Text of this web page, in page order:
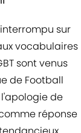
sur
vocabulaires
sont venus
de Football
de
réponse